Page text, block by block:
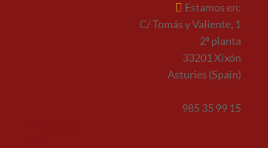
Estamos en:
C/ Tomás y Valiente, 1
2ª planta
33201 Xixón
Asturies (Spain)
985 35 99 15